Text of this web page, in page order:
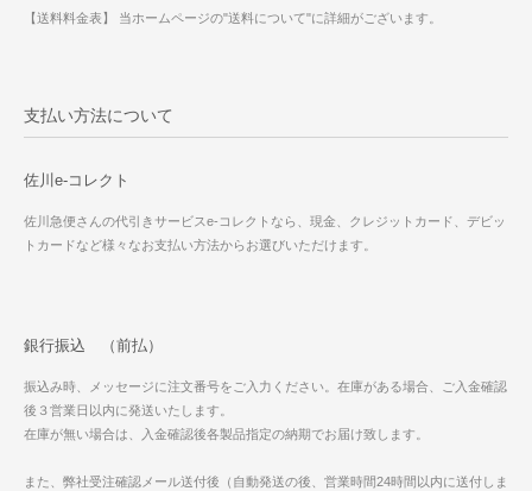
【送料料金表】 当ホームページの"送料について"に詳細がございます。
支払い方法について
佐川e-コレクト
佐川急便さんの代引きサービスe-コレクトなら、現金、クレジットカード、デビッ
トカードなど様々なお支払い方法からお選びいただけます。
銀行振込 （前払）
振込み時、メッセージに注文番号をご入力ください。在庫がある場合、ご入金確認
後３営業日以内に発送いたします。
在庫が無い場合は、入金確認後各製品指定の納期でお届け致します。
また、弊社受注確認メール送付後（自動発送の後、営業時間24時間以内に送付しま